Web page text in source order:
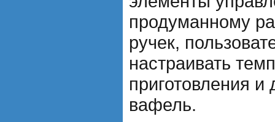
продуманному
ручек,
настраивать
приготовления
вафель.